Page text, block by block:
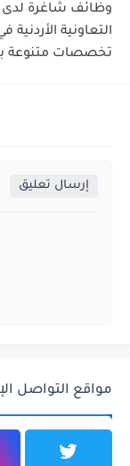
وظائف شاغرة
التعاونية الأردنية
تخصصات متنوعة
إرسال تعليق
مواقع التواصل